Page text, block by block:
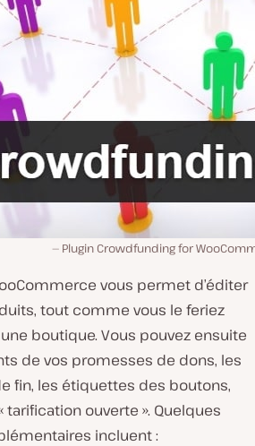
Plugin Crowdfunding for
vous permet d’éditer
tout comme vous le feriez
boutique. Vous pouvez ensuite
de vos promesses de dons, les
fin, les étiquettes des boutons,
ouverte ». Quelques
incluent :